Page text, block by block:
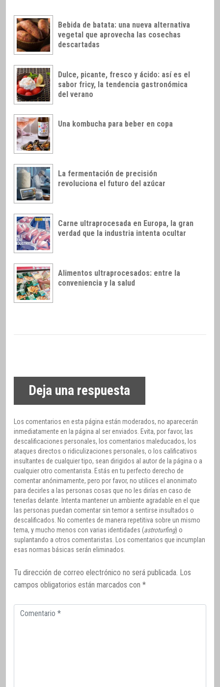
Bebida de batata: una nueva alternativa
vegetal que aprovecha las cosechas
descartadas
Dulce, picante, fresco y ácido: así es el
sabor fricy, la tendencia gastronómica
del verano
Una kombucha para beber en copa
La fermentación de precisión
revoluciona el futuro del azúcar
Carne ultraprocesada en Europa, la gran
verdad que la industria intenta ocultar
Alimentos ultraprocesados: entre la
conveniencia y la salud
Deja una respuesta
Los comentarios en esta página están moderados, no aparecerán
inmediatamente en la página al ser enviados. Evita, por favor, las
descalificaciones personales, los comentarios maleducados, los
ataques directos o ridiculizaciones personales, o los calificativos
insultantes de cualquier tipo, sean dirigidos al autor de la página o a
cualquier otro comentarista. Estás en tu perfecto derecho de
comentar anónimamente, pero por favor, no utilices el anonimato
para decirles a las personas cosas que no les dirías en caso de
tenerlas delante. Intenta mantener un ambiente agradable en el que
las personas puedan comentar sin temor a sentirse insultados o
descalificados. No comentes de manera repetitiva sobre un mismo
tema, y mucho menos con varias identidades (astroturfing) o
suplantando a otros comentaristas. Los comentarios que incumplan
esas normas básicas serán eliminados.
Tu dirección de correo electrónico no será publicada. Los
campos obligatorios están marcados con *
Comentario